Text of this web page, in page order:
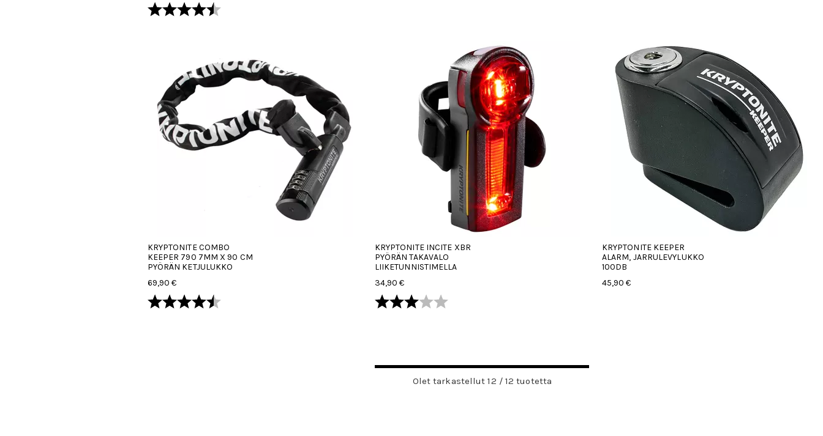
Arvio: 4.3 5:sta tähdestä
KRYPTONITE COMBO
KEEPER 790 7MM X 90 CM
PYÖRÄN KETJULUKKO
69,90 €
Arvio: 4.7 5:sta tähdestä
KRYPTONITE INCITE XBR
PYÖRÄN TAKAVALO
LIIKETUNNISTIMELLA
34,90 €
Arvio: 3.0 5:sta tähdestä
KRYPTONITE KEEPER
ALARM, JARRULEVYLUKKO
100DB
45,90 €
Olet tarkastellut 12 / 12 tuotetta